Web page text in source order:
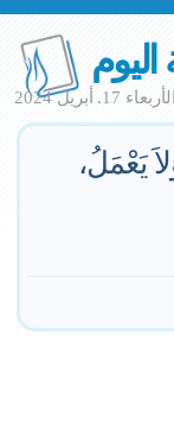
اليوم
الأربعاء 17. أبريل 2024
يَعْمَلُ،